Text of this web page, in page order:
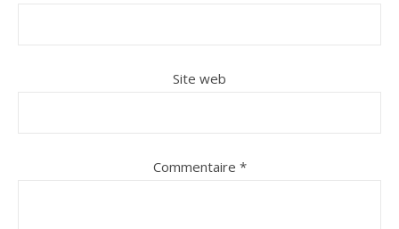
Site web
Commentaire *